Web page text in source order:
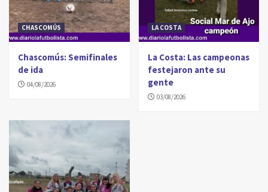
CHASCOMÚS
Chascomús: Semifinales
de ida
04/08/2026
LA COSTA
La Costa: Las campeonas
festejaron ante su
gente
03/08/2026